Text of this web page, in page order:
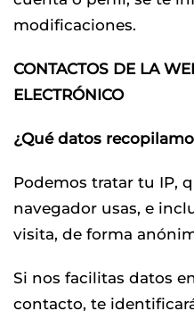
modificaciones.
CONTACTOS DE LA
ELECTRÓNICO
¿Qué datos
Podemos tratar tu IP,
navegador usas, e
visita, de forma
Si nos facilitas datos
contacto, te